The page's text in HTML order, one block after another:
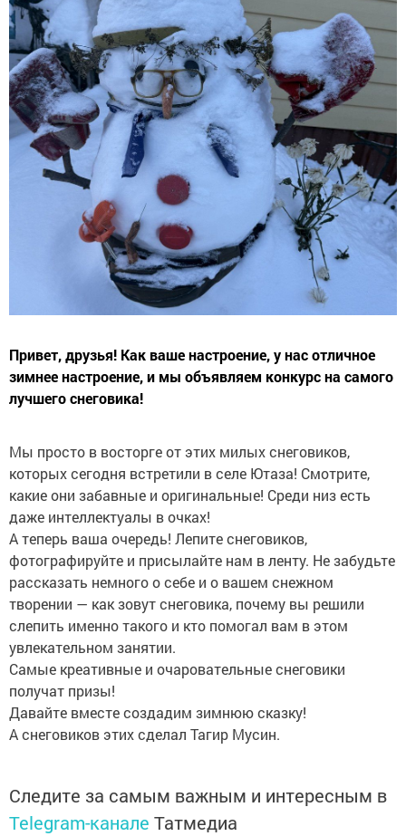
Привет, друзья! Как ваше настроение, у нас отличное
зимнее настроение, и мы объявляем конкурс на самого
лучшего снеговика!
Мы просто в восторге от этих милых снеговиков,
которых сегодня встретили в селе Ютаза! Смотрите,
какие они забавные и оригинальные! Среди низ есть
даже интеллектуалы в очках!
А теперь ваша очередь! Лепите снеговиков,
фотографируйте и присылайте нам в ленту. Не забудьте
рассказать немного о себе и о вашем снежном
творении — как зовут снеговика, почему вы решили
слепить именно такого и кто помогал вам в этом
увлекательном занятии.
Самые креативные и очаровательные снеговики
получат призы!
Давайте вместе создадим зимнюю сказку!
А снеговиков этих сделал Тагир Мусин.
Следите за самым важным и интересным в
Telegram-канале Татмедиа